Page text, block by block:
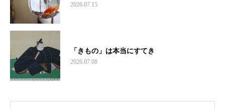
2026.07.15
「きもの」は本当にすてき
2026.07.08